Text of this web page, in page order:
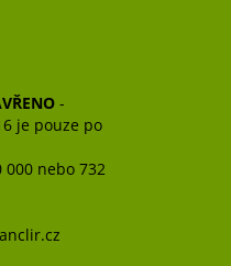
-
je pouze po
000 nebo 732